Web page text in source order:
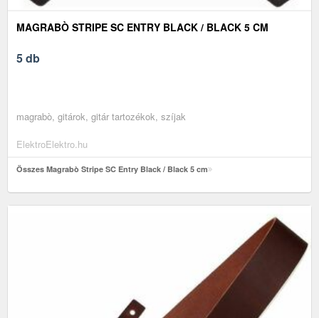
MAGRABÒ STRIPE SC ENTRY BLACK / BLACK 5 CM
5 db
magrabò, gitárok, gitár tartozékok, szíjak
ElektroElektro.hu
Összes Magrabò Stripe SC Entry Black / Black 5 cm